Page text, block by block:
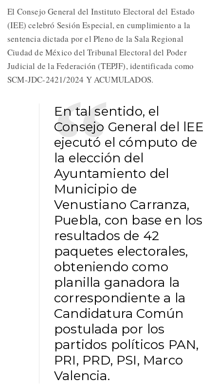
El Consejo General del Instituto Electoral del Estado
(IEE) celebró Sesión Especial, en cumplimiento a la
sentencia dictada por el Pleno de la Sala Regional
Ciudad de México del Tribunal Electoral del Poder
Judicial de la Federación (TEPJF), identificada como
SCM-JDC-2421/2024 Y ACUMULADOS.
En tal sentido, el
Consejo General del lEE
ejecutó el cómputo de
la elección del
Ayuntamiento del
Municipio de
Venustiano Carranza,
Puebla, con base en los
resultados de 42
paquetes electorales,
obteniendo como
planilla ganadora la
correspondiente a la
Candidatura Común
postulada por los
partidos políticos PAN,
PRI, PRD, PSI, Marco
Valencia.